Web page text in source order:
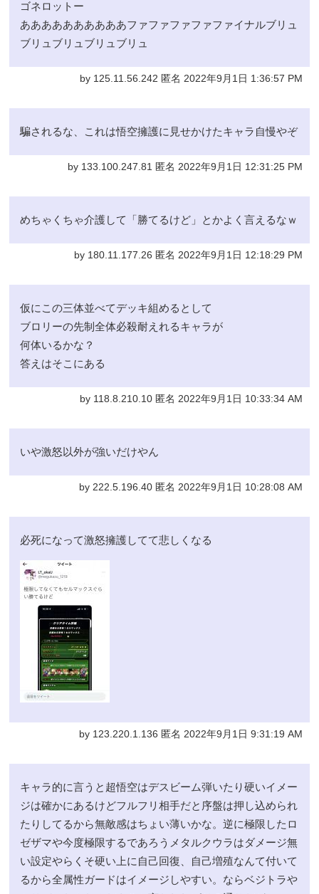
ゴネロットー
ああああああああああファファファファファイナルブリュ
ブリュブリュブリュブリュ
by 125.11.56.242 匿名 2022年9月1日 1:36:57 PM
騙されるな、これは悟空擁護に見せかけたキャラ自慢やぞ
by 133.100.247.81 匿名 2022年9月1日 12:31:25 PM
めちゃくちゃ介護して「勝てるけど」とかよく言えるなｗ
by 180.11.177.26 匿名 2022年9月1日 12:18:29 PM
仮にこの三体並べてデッキ組めるとして
ブロリーの先制全体必殺耐えれるキャラが
何体いるかな？
答えはそこにある
by 118.8.210.10 匿名 2022年9月1日 10:33:34 AM
いや激怒以外が強いだけやん
by 222.5.196.40 匿名 2022年9月1日 10:28:08 AM
必死になって激怒擁護してて悲しくなる
by 123.220.1.136 匿名 2022年9月1日 9:31:19 AM
キャラ的に言うと超悟空はデスビーム弾いたり硬いイメー
ジは確かにあるけどフルフリ相手だと序盤は押し込められ
たりしてるから無敵感はちょい薄いかな。逆に極限したロ
ゼザマや今度極限するであろうメタルクウラはダメージ無
い設定やらくそ硬い上に自己回復、自己増殖なんて付いて
るから全属性ガードはイメージしやすい。ならベジトラや